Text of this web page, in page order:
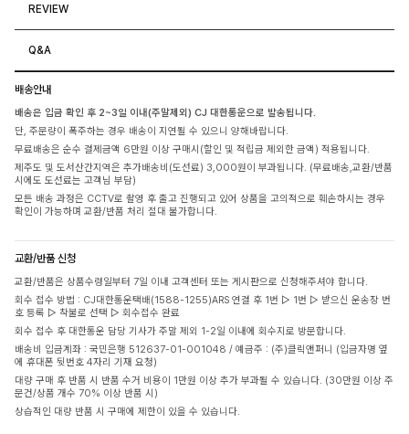
REVIEW
Q&A
배송안내
배송은 입금 확인 후 2~3일 이내(주말제외) CJ 대한통운으로 발송됩니다.
단, 주문량이 폭주하는 경우 배송이 지연될 수 있으니 양해바랍니다.
무료배송은 순수 결제금액 6만원 이상 구매시(할인 및 적립금 제외한 금액) 적용됩니다.
제주도 및 도서산간지역은 추가배송비(도선료) 3,000원이 부과됩니다. (무료배송,교환/반품
시에도 도선료는 고객님 부담)
모든 배송 과정은 CCTV로 촬영 후 출고 진행되고 있어 상품을 고의적으로 훼손하시는 경우
확인이 가능하며 교환/반품 처리 절대 불가합니다.
교환/반품 신청
교환/반품은 상품수령일부터 7일 이내 고객센터 또는 게시판으로 신청해주셔야 합니다.
회수 접수 방법 : CJ대한통운택배(1588-1255)ARS 연결 후 1번 ▷ 1번 ▷ 받으신 운송장 번
호 등록 ▷ 착불로 선택 ▷ 회수접수 완료
회수 접수 후 대한통운 담당 기사가 주말 제외 1-2일 이내에 회수지로 방문합니다.
배송비 입금계좌 : 국민은행 512637-01-001048 / 예금주 : (주)클릭앤퍼니 (입금자명 옆
에 휴대폰 뒷번호 4자리 기재 요청)
대량 구매 후 반품 시 반품 수거 비용이 1만원 이상 추가 부과될 수 있습니다. (30만원 이상 주
문건/상품 개수 70% 이상 반품 시)
상습적인 대량 반품 시 구매에 제한이 있을 수 있습니다.